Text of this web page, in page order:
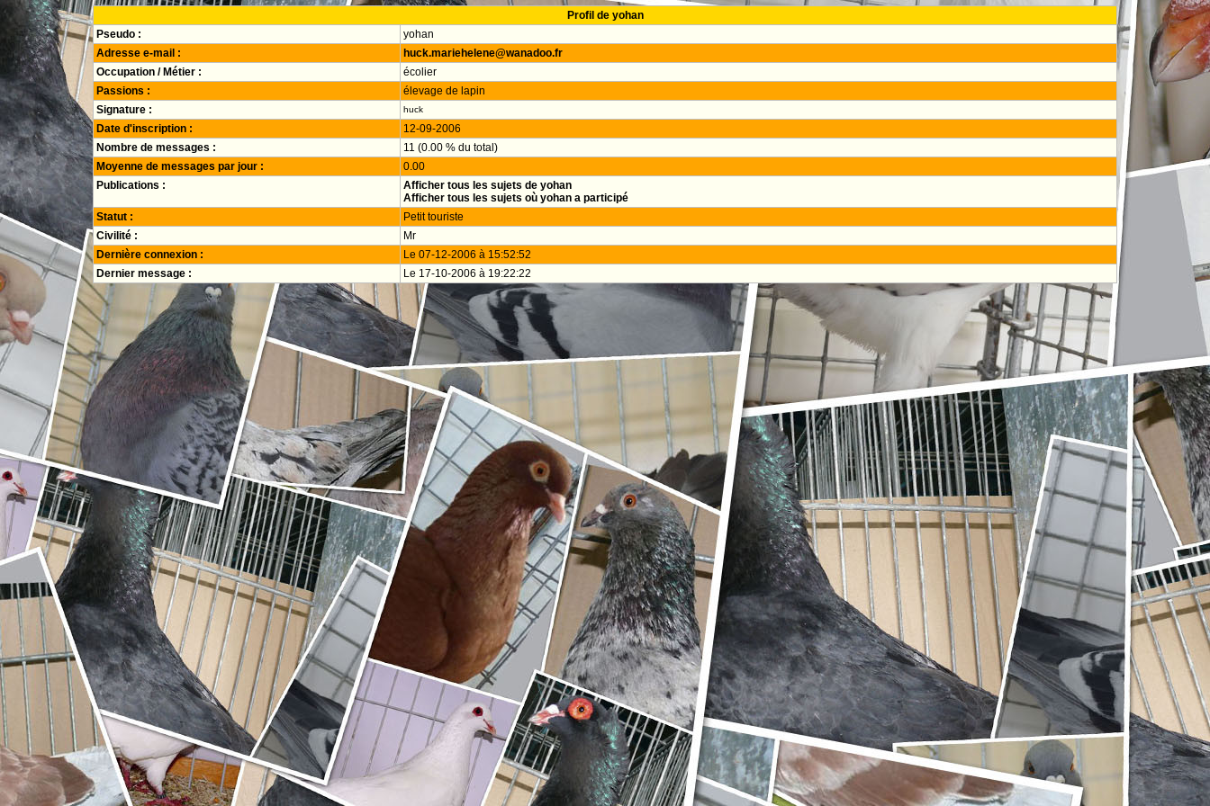
Profil de yohan
Pseudo :
yohan
Adresse e-mail :
huck.mariehelene@wanadoo.fr
Occupation / Métier :
écolier
Passions :
élevage de lapin
Signature :
huck
Date d'inscription :
12-09-2006
Nombre de messages :
11 (0.00 % du total)
Moyenne de messages par jour :
0.00
Publications :
Afficher tous les sujets de yohan
Afficher tous les sujets où yohan a participé
Statut :
Petit touriste
Civilité :
Mr
Dernière connexion :
Le 07-12-2006 à 15:52:52
Dernier message :
Le 17-10-2006 à 19:22:22